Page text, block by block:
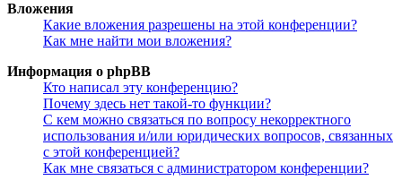
Вложения
Какие вложения разрешены на этой конференции?
Как мне найти мои вложения?
Информация о phpBB
Кто написал эту конференцию?
Почему здесь нет такой-то функции?
С кем можно связаться по вопросу некорректного
использования и/или юридических вопросов, связанных
с этой конференцией?
Как мне связаться с администратором конференции?